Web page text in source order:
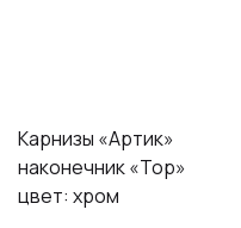
Карнизы «Артик»
наконечник «Тор»
цвет: хром